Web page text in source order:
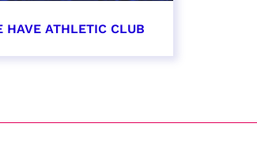
HAVE ATHLETIC CLUB